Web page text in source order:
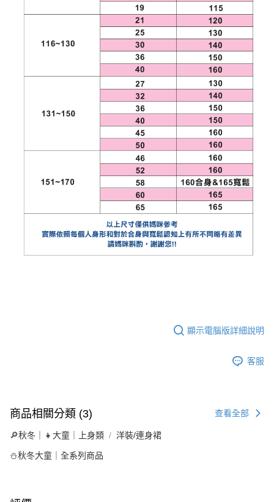
顯示電腦版詳細說明
客服
商品相關分類 (3) 查看全部
🔎秋冬｜👧大童｜上身類 洋裝/連身裙
⛄秋冬大童｜全系列商品